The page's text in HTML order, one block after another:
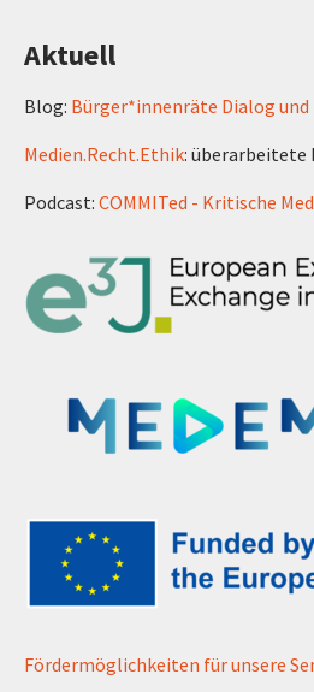
Aktuell
Blog: Bürger*innenräte Dialog
Medien.Recht.Ethik: überarbeitete
Podcast: COMMITed - Kritische
Fördermöglichkeiten für unsere